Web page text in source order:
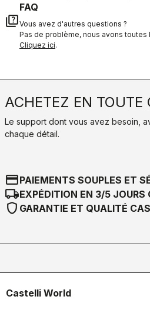
quiz
FAQ
Vous avez d'autres questions ?
Pas de problème, nous avons toutes
Cliquez ici.
ACHETEZ EN TOUTE
Le support dont vous avez besoin,
chaque détail.
credit_cardPAIEMENTS SOUPLES ET
local_shippingEXPÉDITION EN 3/5 JOURS
shield GARANTIE ET QUALITÉ
Castelli World